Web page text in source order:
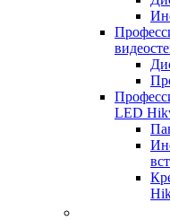
LED